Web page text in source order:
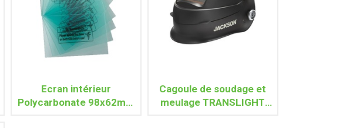
Ecran intérieur
Polycarbonate 98x62mm
Cagoule de soudage et
meulage TRANSLIGHT